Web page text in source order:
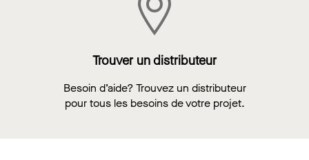
Trouver un distributeur
Besoin d’aide? Trouvez un distributeur
pour tous les besoins de votre projet.